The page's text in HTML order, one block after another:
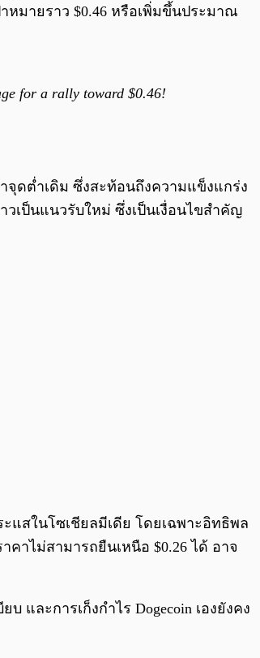
หมายราว $0.46 หรือเพิ่มขึ้นประมาณ
for a rally toward $0.46!
จุดต่ำเดิม ซึ่งสะท้อนถึงความแข็งแกร่ง
เป็นแนวรับใหม่ ซึ่งเป็นเงื่อนไขสำคัญ
ะแสในโซเชียลมีเดีย โดยเฉพาะอิทธิพล
าไม่สามารถยืนเหนือ $0.26 ได้ อาจ
ละการเก็งกำไร Dogecoin เองยังคง